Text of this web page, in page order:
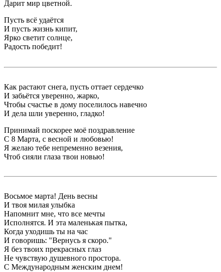
Дарит мир цветной.
Пусть всё удаётся
И пусть жизнь кипит,
Ярко светит солнце,
Радость победит!
Как растают снега, пусть оттает сердечко
И забьётся уверенно, жарко,
Чтобы счастье в дому поселилось навечно
И дела шли уверенно, гладко!
Принимай поскорее моё поздравление
С 8 Марта, с весной и любовью!
Я желаю тебе непременно везения,
Чтоб сияли глаза твои новью!
Восьмое марта! День весны
И твоя милая улыбка
Напомнит мне, что все мечты
Исполнятся. И эта маленькая пытка,
Когда уходишь ты на час
И говоришь: "Вернусь я скоро."
Я без твоих прекрасных глаз
Не чувствую душевного простора.
С Международным женским днем!